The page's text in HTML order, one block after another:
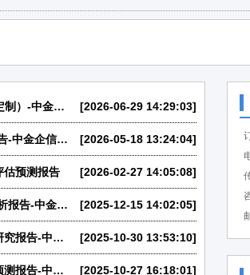
骨传导蓝牙耳机行业数据监测分析及运营格局专项调研报告（可定制）-中金企信发布 [2026-06-29 14:29:03]
2026年中国音像设备市场运行环境分析及竞争战略可行性评估报告-中金企信发布 [2026-05-18 13:24:04]
估预测报告 [2026-02-27 14:05:08]
2026年全球与中国混合电视市场竞争格局调查与产业链上下游分析报告-中金企信发布 [2025-12-15 14:02:05]
2026-2032年中国骨传导耳机行业细分产品市场监测及发展策略研究报告-中金企信发布 [2025-10-30 13:53:10]
2026-2032年全球与中国小家电行业主要企业占有率及排名分析预测报告-中金企信发布 [2025-10-27 16:18:01]